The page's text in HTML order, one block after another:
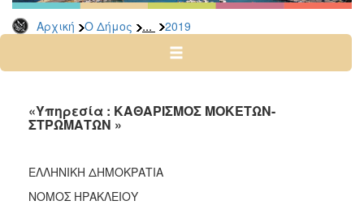
Αρχική Ο Δήμος ... 2019
Αρχείο
2025
2023
2021
2020
«Υπηρεσία : ΚΑΘΑΡΙΣΜΟΣ ΜΟΚΕΤΩΝ-
ΣΤΡΩΜΑΤΩΝ »
ΕΛΛΗΝΙΚΗ ΔΗΜΟΚΡΑΤΙΑ
ΝΟΜΟΣ